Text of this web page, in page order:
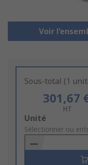
Voir
Sous-total (1
301,67
HT
Add
to
Basket
Unité
Sélectionner ou